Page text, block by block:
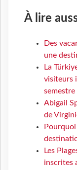
À lire
Des
une
La
visiteurs
Abigail
de
Les
inscrites